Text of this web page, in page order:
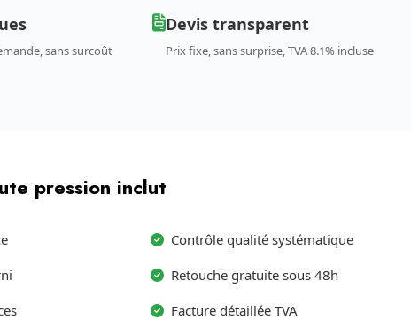
sans surcoût
Devis transparent
Prix fixe, sans surprise, TVA 8.1% incluse
pression inclut
Contrôle qualité systématique
Retouche gratuite sous 48h
Facture détaillée TVA